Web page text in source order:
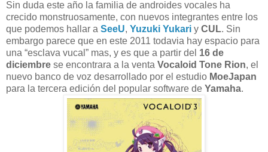
Sin duda este año la familia de androides vocales ha
crecido monstruosamente, con nuevos integrantes entre los
que podemos hallar a SeeU, Yuzuki Yukari y CUL. Sin
embargo parece que en este 2011 todavia hay espacio para
una “esclava vucal” mas, y es que a partir del 16 de
diciembre se encontrara a la venta Vocaloid Tone Rion, el
nuevo banco de voz desarrollado por el estudio MoeJapan
para la tercera edición del popular software de Yamaha.